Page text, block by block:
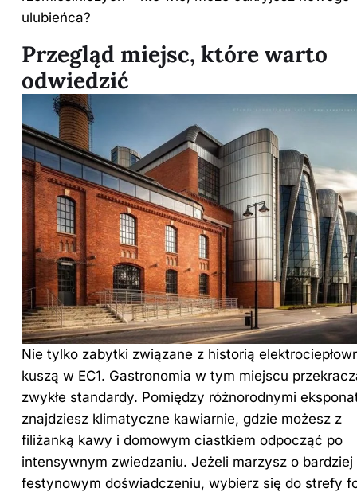
ulubieńca?
Przegląd miejsc, które warto
odwiedzić
Nie tylko zabytki związane z historią
kuszą w EC1. Gastronomia w tym miejscu
zwykłe standardy. Pomiędzy różnorodnymi
znajdziesz klimatyczne kawiarnie, gdzie możesz z
filiżanką kawy i domowym ciastkiem odpocząć po
intensywnym zwiedzaniu. Jeżeli marzysz o bardziej
festynowym doświadczeniu, wybierz się do strefy